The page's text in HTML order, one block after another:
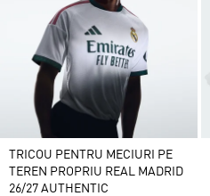
TRICOU PENTRU MECIURI PE
TEREN PROPRIU REAL MADRID
26/27 AUTHENTIC